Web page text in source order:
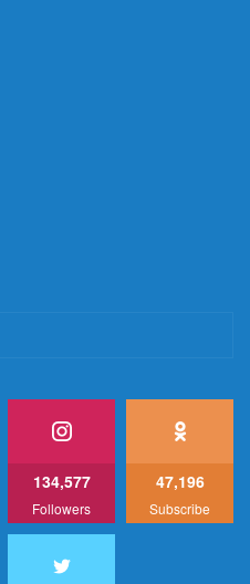
134,577
Followers
47,196
Subscribe